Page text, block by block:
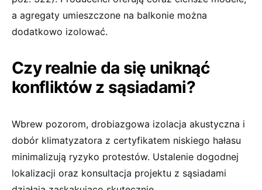
a agregaty umieszczone na balkonie można
dodatkowo izolować.
Czy realnie da się uniknąć
konfliktów z sąsiadami?
Wbrew pozorom, drobiazgowa izolacja akustyczna i
dobór klimatyzatora z certyfikatem niskiego hałasu
minimalizują ryzyko protestów. Ustalenie dogodnej
lokalizacji oraz konsultacja projektu z sąsiadami